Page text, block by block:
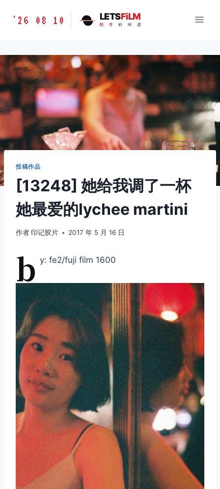
胶
味
道
LETSFILM
'26 08 10 LETSFiLM
胶 片 的 味 道
投稿作品
[13248] 她给我调了一杯
她最爱的lychee martini
作者 印记胶片 2017 年 5 月 16 日
b y: fe2/fuji film 1600